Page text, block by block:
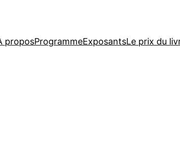
proposProgrammeExposantsLe prix du